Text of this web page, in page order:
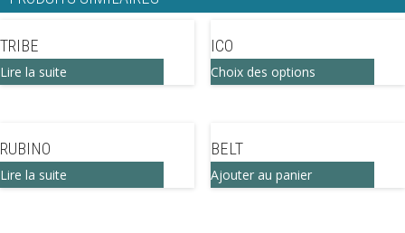
TRIBE
Lire la suite
ICO
Choix des options
RUBINO
Lire la suite
BELT
Ajouter au panier